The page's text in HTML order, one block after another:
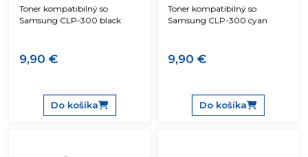
Toner kompatibilný so
Samsung CLP-300 black
9,90 €
Do košíka
Toner kompatibilný so
Samsung CLP-300 cyan
9,90 €
Do košíka